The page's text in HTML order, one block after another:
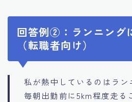
回答例②：ランニング
（転職者向け）
私が熱中しているのはラン
毎朝出勤前に5km程度走る